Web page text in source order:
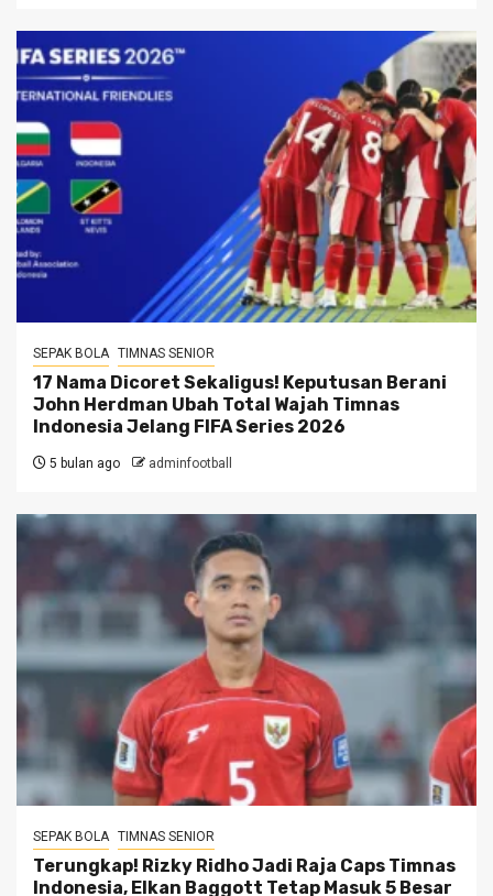
SEPAK BOLA TIMNAS SENIOR
17 Nama Dicoret Sekaligus! Keputusan Berani
John Herdman Ubah Total Wajah Timnas
Indonesia Jelang FIFA Series 2026
5 bulan ago adminfootball
SEPAK BOLA TIMNAS SENIOR
Terungkap! Rizky Ridho Jadi Raja Caps Timnas
Indonesia, Elkan Baggott Tetap Masuk 5 Besar